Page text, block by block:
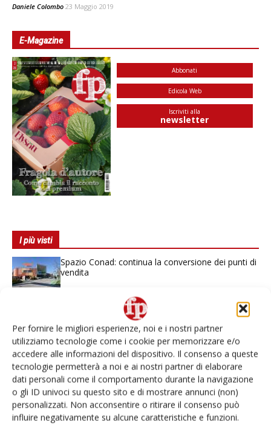
Per fornire le migliori esperienze, noi e i nostri partner
utilizziamo tecnologie come i cookie per memorizzare e/o
accedere alle informazioni del dispositivo. Il consenso a queste
tecnologie permetterà a noi e ai nostri partner di elaborare
dati personali come il comportamento durante la navigazione
o gli ID univoci su questo sito e di mostrare annunci (non)
personalizzati. Non acconsentire o ritirare il consenso può
influire negativamente su alcune caratteristiche e funzioni.
Daniele Colombo 23 Maggio 2019
E-Magazine
Abbonati
Edicola Web
Iscriviti alla
newsletter
I più visti
Spazio Conad: continua la conversione dei punti di
vendita
Non è una susina: è Metis… e può rivoluzionare la
L’ortofrutta di Extra Supermercati tra localismo e
Ai #Repartofresh
Andamento prezzi ortofrutta in Italia al 27 luglio
2026